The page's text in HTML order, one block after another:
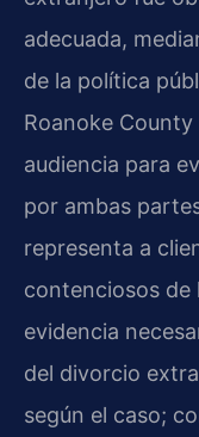
adecuada,
de la política
Roanoke
audiencia para
por ambas
representa a
contenciosos de
evidencia
del divorcio
según el caso;